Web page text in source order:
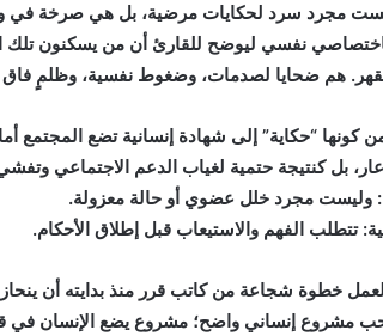
“عنبر 9” ليست مجرد سرد لحكايات مرضية، بل هي
نفسي ليوضح للقارئ أن من يسكنون تلك
هم ضحايا لصدمات، وضغوط نفسية، وظلمٍ فاق
“عنبر 9” من كونها “حكاية” إلى شهادة إنسانية تضع
بل كنتيجة حتمية لغياب الدعم الاجتماعي وتفشي
وليست مجرد خلل عضوي أو حالة معزولة.
تتطلب الفهم والاستيعاب قبل إطلاق الأحكام.
خطوة شجاعة من كاتب قرر منذ بدايته أن
مشروع إنساني واضح؛ مشروع يضع الإنسان في